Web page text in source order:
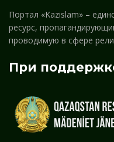
Портал «Kazislam» –
ресурс,
проводимую в сфере
При